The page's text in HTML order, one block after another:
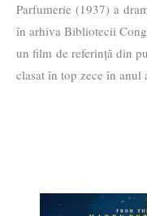
Parfumerie (1937) a
în arhiva Bibliotecii
un film de referință din
clasat în top zece în anul